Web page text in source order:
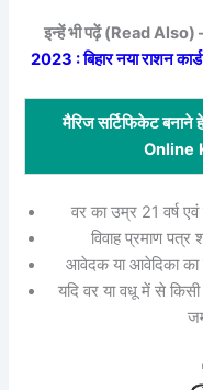
इन्हें भी पढ़ें (Read Also)
2023 : बिहार नया राशन
मैरिज सर्टिफिकेट
Online
वर का उम्र 21 वर्ष
विवाह प्रमाण पत्र
आवेदक या आवेदिका का
यदि वर या वधू में से